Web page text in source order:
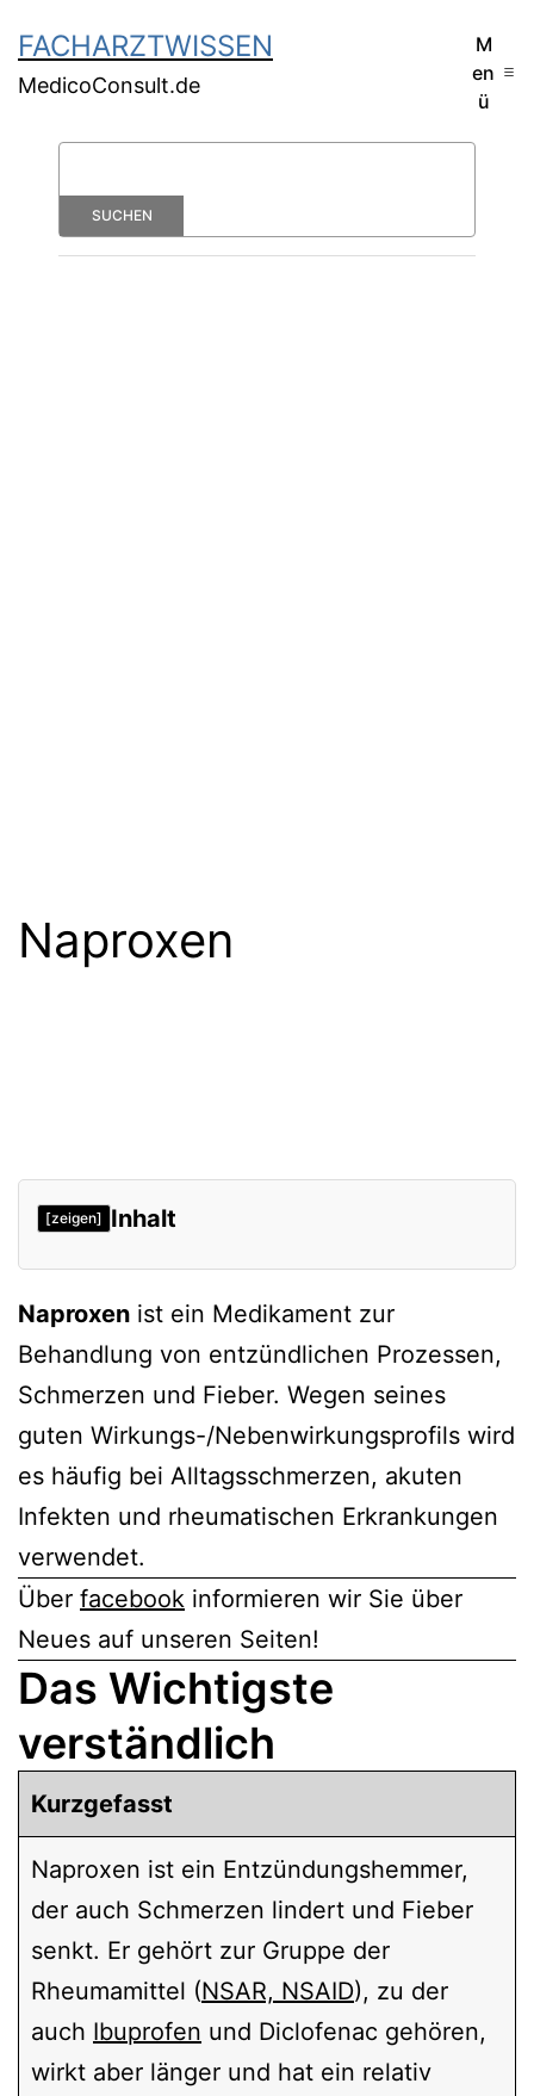
FACHARZTWISSEN
MedicoConsult.de
M
en
ü
Naproxen
[zeigen] Inhalt
Das Wichtigste verständlich
Pharmakokinetik
Verträglichkeit
Wirkungsweise
Hauptindikationen
Nebenwirkungen
Verweise
Naproxen ist ein Medikament zur
Behandlung von entzündlichen Prozessen,
Schmerzen und Fieber. Wegen seines
guten Wirkungs-/Nebenwirkungsprofils wird
es häufig bei Alltagsschmerzen, akuten
Infekten und rheumatischen Erkrankungen
verwendet.
Über facebook informieren wir Sie über
Neues auf unseren Seiten!
Das Wichtigste
verständlich
Kurzgefasst
Naproxen ist ein Entzündungshemmer,
der auch Schmerzen lindert und Fieber
senkt. Er gehört zur Gruppe der
Rheumamittel (NSAR, NSAID), zu der
auch Ibuprofen und Diclofenac gehören,
wirkt aber länger und hat ein relativ